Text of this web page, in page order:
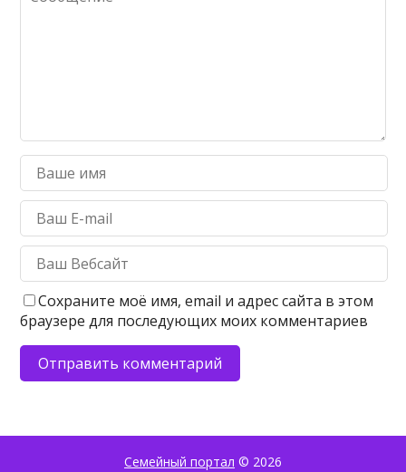
Сохраните моё имя, email и адрес сайта в этом
браузере для последующих моих комментариев
Семейный портал © 2026